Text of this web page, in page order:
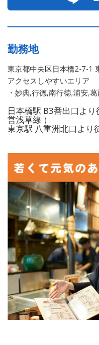
勤務地
東京都中央区日本橋2-7-1
アクセスしやすいエリア
・妙典,行徳,南行徳,浦安,
日本橋駅 B3番出口よ
営浅草線 ）
東京駅 八重洲北口より